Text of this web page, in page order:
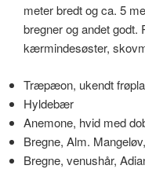
meter bredt og ca. 5
bregner og andet godt.
kærmindesøster,
Træpæon, ukendt
Hyldebær
Anemone, hvid med
Bregne, Alm.
Bregne, venushår,